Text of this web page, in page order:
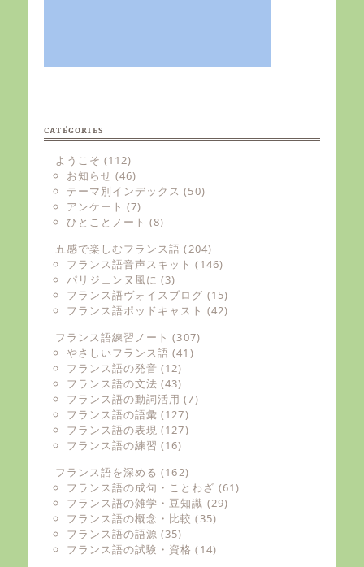
CATÉGORIES
ようこそ (112)
お知らせ (46)
テーマ別インデックス (50)
アンケート (7)
ひとことノート (8)
五感で楽しむフランス語 (204)
フランス語音声スキット (146)
パリジェンヌ風に (3)
フランス語ヴォイスブログ (15)
フランス語ポッドキャスト (42)
フランス語練習ノート (307)
やさしいフランス語 (41)
フランス語の発音 (12)
フランス語の文法 (43)
フランス語の動詞活用 (7)
フランス語の語彙 (127)
フランス語の表現 (127)
フランス語の練習 (16)
フランス語を深める (162)
フランス語の成句・ことわざ (61)
フランス語の雑学・豆知識 (29)
フランス語の概念・比較 (35)
フランス語の語源 (35)
フランス語の試験・資格 (14)